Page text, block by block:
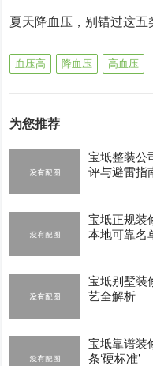
夏天降血压，别错过这五
血压高 降血压 高血压
为您推荐
宝坻整装公
评与避雷指
宝坻正规装
本地可靠名
宝坻别墅装
艺全解析
宝坻靠谱装
条‘硬标准’